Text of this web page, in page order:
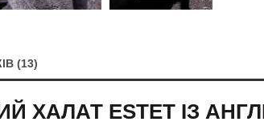
(13)
ХАЛАТ ESTET ІЗ